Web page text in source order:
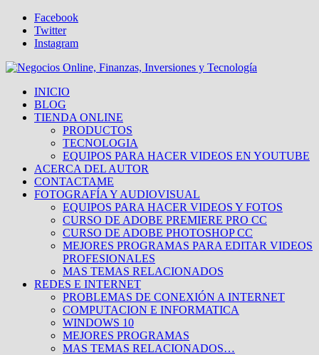
Facebook
Twitter
Instagram
INICIO
BLOG
TIENDA ONLINE
PRODUCTOS
TECNOLOGIA
EQUIPOS PARA HACER VIDEOS EN YOUTUBE
ACERCA DEL AUTOR
CONTACTAME
FOTOGRAFÍA Y AUDIOVISUAL
EQUIPOS PARA HACER VIDEOS Y FOTOS
CURSO DE ADOBE PREMIERE PRO CC
CURSO DE ADOBE PHOTOSHOP CC
MEJORES PROGRAMAS PARA EDITAR VIDEOS
PROFESIONALES
MAS TEMAS RELACIONADOS
REDES E INTERNET
PROBLEMAS DE CONEXIÓN A INTERNET
COMPUTACION E INFORMATICA
WINDOWS 10
MEJORES PROGRAMAS
MAS TEMAS RELACIONADOS…